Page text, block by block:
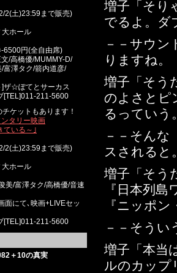
2(土)23:59まで販売)
大ホール
6500円(全自由席)
/高橋優/MUMMY-D/
富澤タク/箭内道彦/
]ザ☆ぽてとサーカス
[TEL]011-211-5600
ケットもあります！
ンタリー映画
ている～｣
2(土)23:59まで販売)
大ホール
美/富澤タク/高橋優/音速
にて､映画+LIVEセッ
[TEL]011-211-5600
＋10の真実
増子「そり
でるよ。ダ
－－サウ
りますね。
増子「そう
のよさとピ
るっていう
－－そんな
スされると
増子「そう
『日本列
『ニッポ
－－そう
増子「本当
ルのカップ